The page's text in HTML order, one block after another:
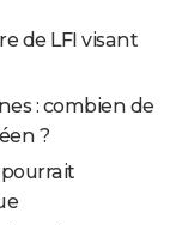
de LFI visant
: combien de
?